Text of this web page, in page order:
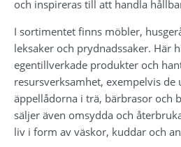
och inspireras till att handla
I sortimentet finns möbler,
leksaker och prydnadssaker. Här
egentillverkade produkter och
resursverksamhet, exempelvis de
äppellådorna i trä, bärbrasor och
säljer även omsydda och
liv i form av väskor, kuddar och